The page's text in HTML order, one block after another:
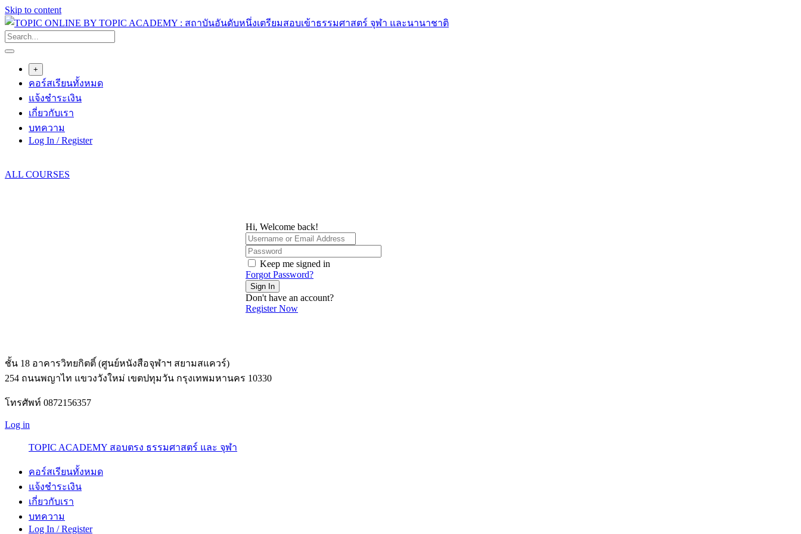
Skip to content
+
คอร์สเรียนทั้งหมด
แจ้งชำระเงิน
เกี่ยวกับเรา
บทความ
Log In / Register
ALL COURSES
Hi, Welcome back!
Keep me signed in
Forgot Password?
Sign In
Don't have an account?
Register Now
ชั้น 18 อาคารวิทยกิตติ์ (ศูนย์หนังสือจุฬาฯ สยามสแควร์)
254 ถนนพญาไท แขวงวังใหม่ เขตปทุมวัน กรุงเทพมหานคร 10330
โทรศัพท์ 0872156357
Log in
TOPIC ACADEMY สอบตรง ธรรมศาสตร์ และ จุฬา
คอร์สเรียนทั้งหมด
แจ้งชำระเงิน
เกี่ยวกับเรา
บทความ
Log In / Register